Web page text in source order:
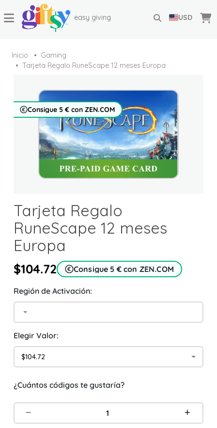
easy giving USD
Inicio
Gaming
Tarjeta Regalo RuneScape 12 meses Europa
Consigue 5 € con ZEN.COM
Tarjeta Regalo
RuneScape 12 meses
Europa
$104.72 Consigue 5 € con ZEN.COM
Región de Activación:
Elegir Valor:
$104.72
¿Cuántos códigos te gustaría?